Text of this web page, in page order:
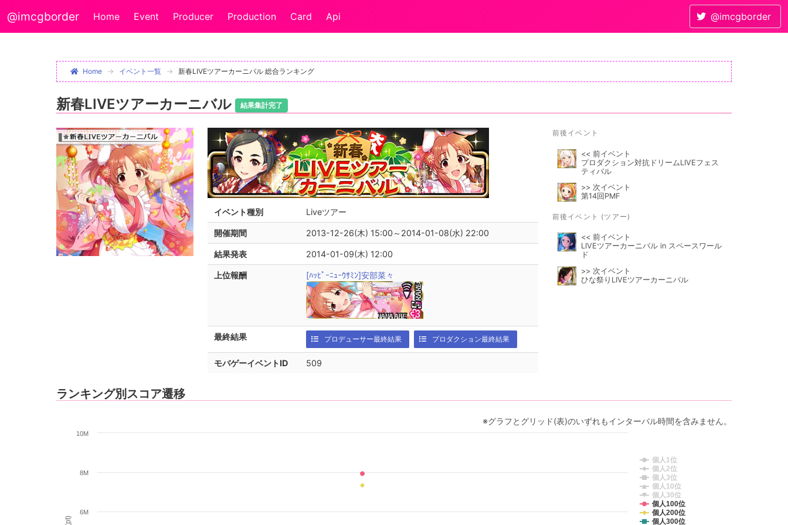
@imcgborder Home Event Producer Production Card Api @imcgborder
Home イベント一覧 新春LIVEツアーカーニバル 総合ランキング
新春LIVEツアーカーニバル 結果集計完了
イベント種別 Liveツアー
開催期間 2013-12-26(木) 15:00～2014-01-08(水) 22:00
結果発表 2014-01-09(木) 12:00
上位報酬 [ﾊｯﾋﾟｰﾆｭｰｳｻﾐﾝ]安部菜々
最終結果 プロデューサー最終結果 プロダクション最終結果
モバゲーイベントID 509
前後イベント
<< 前イベント
プロダクション対抗ドリームLIVEフェス
ティバル
>> 次イベント
第14回PMF
前後イベント (ツアー)
<< 前イベント
LIVEツアーカーニバル in スペースワール
ド
>> 次イベント
ひな祭りLIVEツアーカーニバル
ランキング別スコア遷移
※グラフとグリッド(表)のいずれもインターバル時間を含みません。
個人1位
個人2位
個人3位
個人10位
個人30位
個人100位
個人200位
個人300位
6M
8M
10M